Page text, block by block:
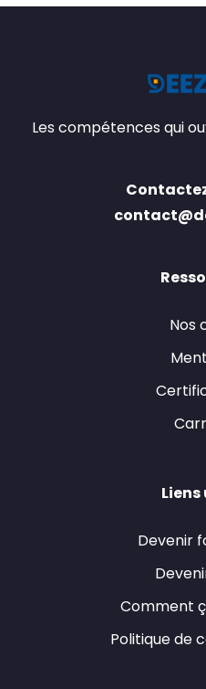
Les compétences qui
Nos
Devenir
Comment
Politique de